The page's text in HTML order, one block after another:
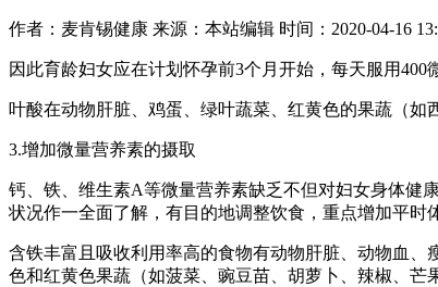
作者：麦肯锡健康 来源：本站编辑 时间：2020-04-16
因此育龄妇女应在计划怀孕前3个月开始，每天服用
叶酸在动物肝脏、鸡蛋、绿叶蔬菜、红黄色的果蔬（如
3.增加微量营养素的摄取
钙、铁、维生素A等微量营养素缺乏不但对妇女身体健
状况作一全面了解，有目的地调整饮食，重点增加平时
含铁丰富且吸收利用率高的食物有动物肝脏、动物血
色和红黄色果蔬（如菠菜、豌豆苗、胡萝卜、辣椒、